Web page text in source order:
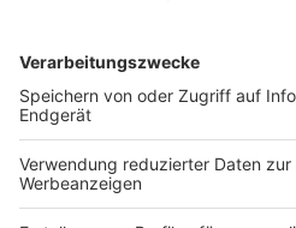
Die Bewerbung ist raus und
Nächstes Jahr will der DOSB
welchem Kandidaten
soll. Die Konkurrenz ist groß:
Hamburg wollen die Spiele
für NRW stehen, lässt sich